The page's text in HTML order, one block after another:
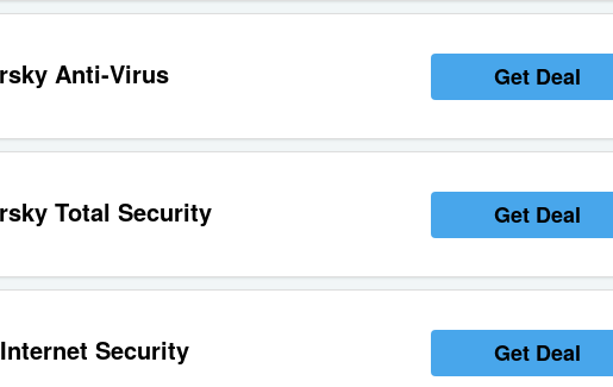
Anti-Virus Get Deal
Total Security Get Deal
Security Get Deal